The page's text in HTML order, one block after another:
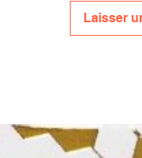
Laisser